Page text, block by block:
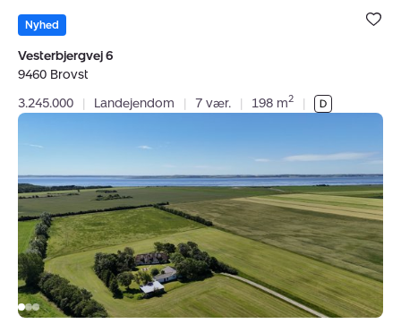
Bolig er
under dine
Nyhed
Vesterbjergvej 6
9460 Brovst
3.245.000
| Landejendom | 7 vær. | 198 m2 |
Tøtterne
Øland,
9460
Brovst